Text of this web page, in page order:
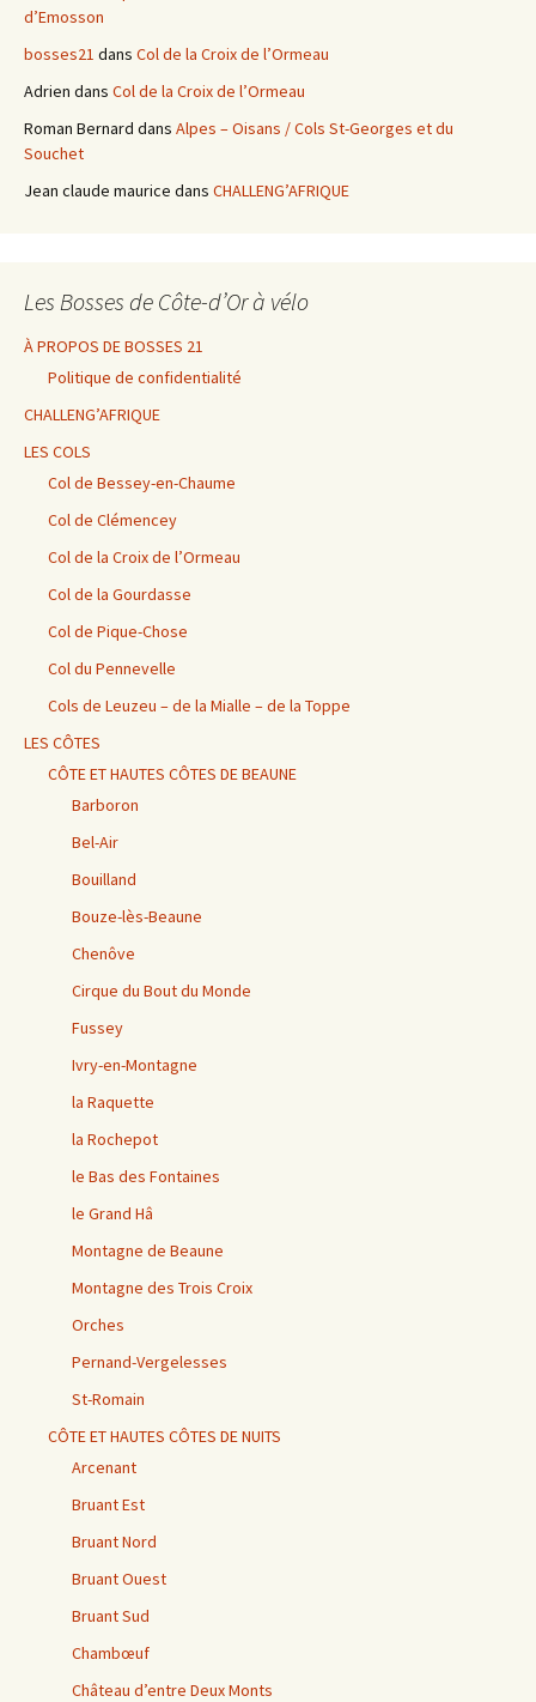
d’Emosson
bosses21 dans Col de la Croix de l’Ormeau
Adrien dans Col de la Croix de l’Ormeau
Roman Bernard dans Alpes – Oisans / Cols St-Georges et du
Souchet
Jean claude maurice dans CHALLENG’AFRIQUE
Les Bosses de Côte-d’Or à vélo
À PROPOS DE BOSSES 21
Politique de confidentialité
CHALLENG’AFRIQUE
LES COLS
Col de Bessey-en-Chaume
Col de Clémencey
Col de la Croix de l’Ormeau
Col de la Gourdasse
Col de Pique-Chose
Col du Pennevelle
Cols de Leuzeu – de la Mialle – de la Toppe
LES CÔTES
CÔTE ET HAUTES CÔTES DE BEAUNE
Barboron
Bel-Air
Bouilland
Bouze-lès-Beaune
Chenôve
Cirque du Bout du Monde
Fussey
Ivry-en-Montagne
la Raquette
la Rochepot
le Bas des Fontaines
le Grand Hâ
Montagne de Beaune
Montagne des Trois Croix
Orches
Pernand-Vergelesses
St-Romain
CÔTE ET HAUTES CÔTES DE NUITS
Arcenant
Bruant Est
Bruant Nord
Bruant Ouest
Bruant Sud
Chambœuf
Château d’entre Deux Monts